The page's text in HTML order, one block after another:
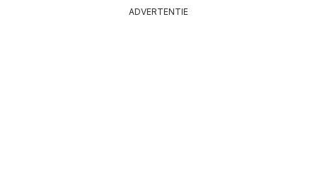
ADVERTENTIE